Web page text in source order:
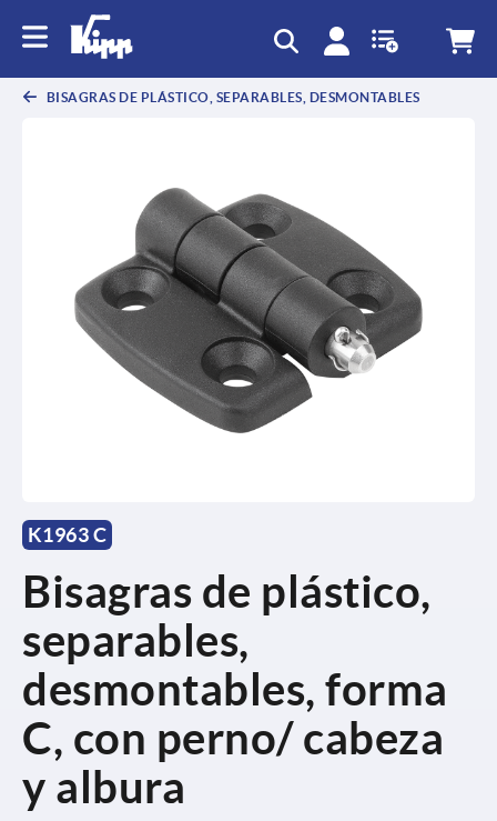
BISAGRAS DE PLÁSTICO, SEPARABLES, DESMONTABLES
K1963 C
Bisagras de plástico,
separables,
desmontables, forma
C, con perno/ cabeza
y albura